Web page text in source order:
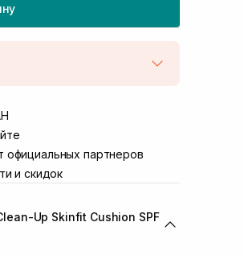
1В (Duck's
В наличии
В наличии
23 (ТЦ Экватор) В наличии
официальных партнеров
и скидок
Up Skinfit Cushion SPF